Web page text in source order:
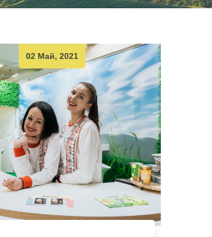
02 Май, 2021